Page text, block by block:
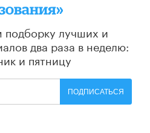
подборку лучших и
два раза в неделю:
и пятницу
ПОДПИСАТЬСЯ